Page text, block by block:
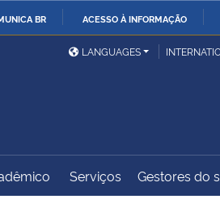
BR ACESSO À INFORMAÇÃO
Ministério das Relações
Exteriores
Controladoria-Geral da
LANGUAGES
Serviços Gestores do